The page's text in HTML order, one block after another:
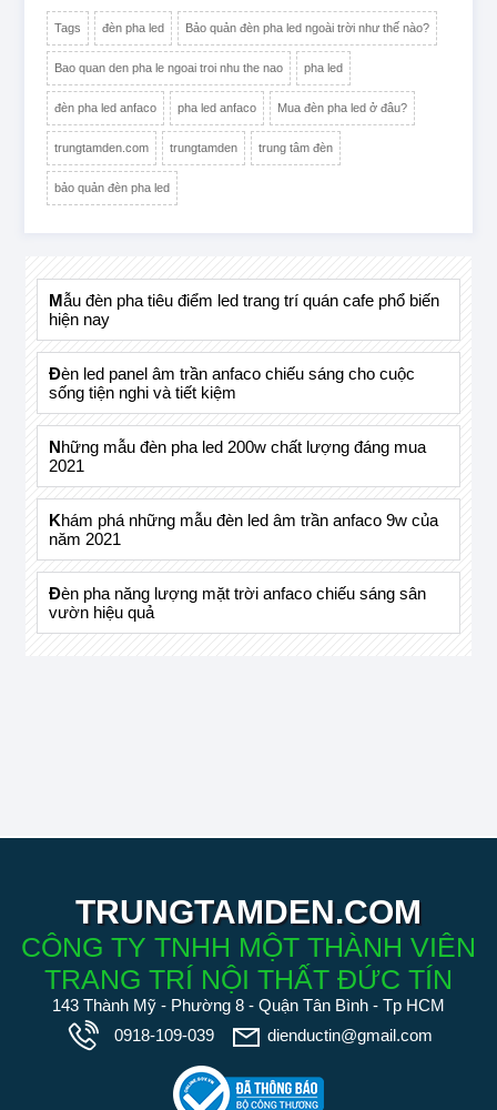
Tags đèn pha led Bảo quản đèn pha led ngoài trời như thế nào?
Bao quan den pha le ngoai troi nhu the nao pha led
đèn pha led anfaco pha led anfaco Mua đèn pha led ở đâu?
trungtamden.com trungtamden trung tâm đèn
bảo quản đèn pha led
mẫu đèn pha tiêu điểm led trang trí quán cafe phổ biến
hiện nay
đèn led panel âm trần anfaco chiếu sáng cho cuộc
sống tiện nghi và tiết kiệm
những mẫu đèn pha led 200w chất lượng đáng mua
2021
khám phá những mẫu đèn led âm trần anfaco 9w của
năm 2021
đèn pha năng lượng mặt trời anfaco chiếu sáng sân
vườn hiệu quả
TRUNGTAMDEN.COM
CÔNG TY TNHH MỘT THÀNH VIÊN
TRANG TRÍ NỘI THẤT ĐỨC TÍN
143 Thành Mỹ - Phường 8 - Quận Tân Bình - Tp HCM
0918-109-039
dienductin@gmail.com